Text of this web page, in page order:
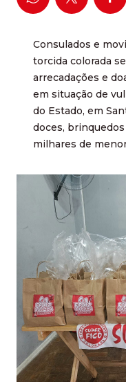
Consulados e
torcida colorada
arrecadações e
em situação de
do Estado, em
doces,
milhares de